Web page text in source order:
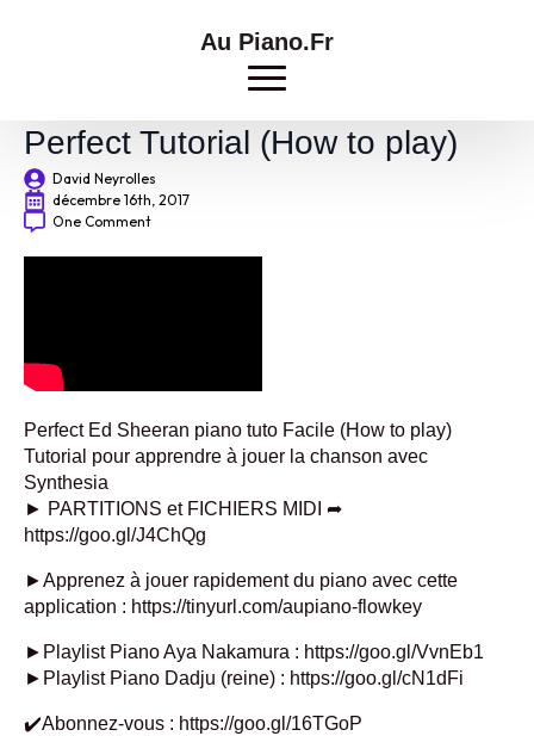
Au Piano.Fr
Piano FACILE Ed Sheeran
Perfect Tutorial (How to play)
David Neyrolles
décembre 16th, 2017
One Comment
Perfect Ed Sheeran piano tuto Facile (How to play)
Tutorial pour apprendre à jouer la chanson avec
Synthesia
► PARTITIONS et FICHIERS MIDI ➦
https://goo.gl/J4ChQg
►Apprenez à jouer rapidement du piano avec cette
application : https://tinyurl.com/aupiano-flowkey
►Playlist Piano Aya Nakamura : https://goo.gl/VvnEb1
►Playlist Piano Dadju (reine) : https://goo.gl/cN1dFi
✔️Abonnez-vous : https://goo.gl/16TGoP